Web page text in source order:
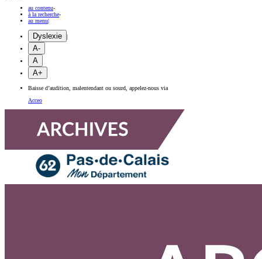
au contenu-
à la recherche-
au menu|
Dyslexie |
A-
A
A+
Baisse d’audition, malentendant ou sourd, appelez-nous via
Acceo